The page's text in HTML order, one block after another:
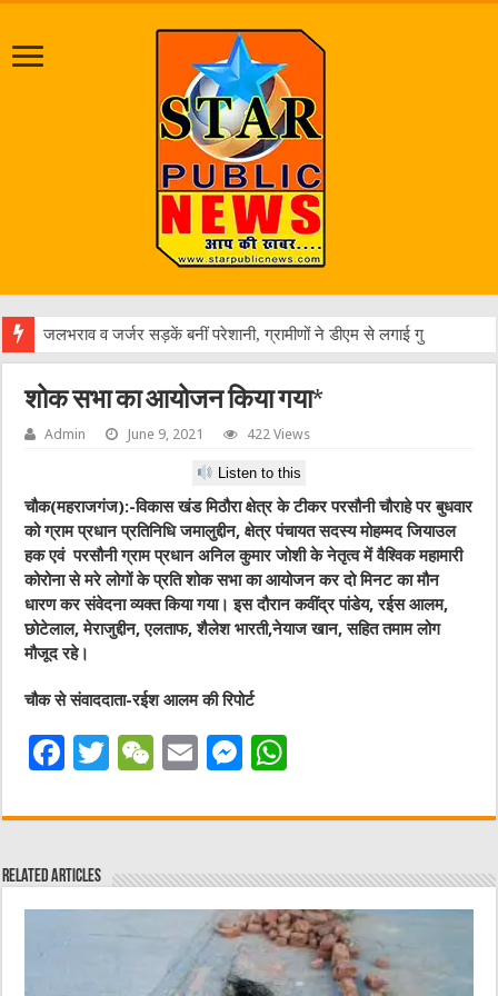
ए
शोक सभा का आयोजन किया गया*
Admin June 9, 2021 422 Views
Listen to this
चौक(महराजगंज):-विकास खंड मिठौरा क्षेत्र के टीकर परसौनी चौराहे पर बुधवार
को ग्राम प्रधान प्रतिनिधि जमालुद्दीन, क्षेत्र पंचायत सदस्य मोहम्मद जियाउल
हक एवं परसौनी ग्राम प्रधान अनिल कुमार जोशी के नेतृत्व में वैश्विक महामारी
कोरोना से मरे लोगों के प्रति शोक सभा का आयोजन कर दो मिनट का मौन
धारण कर संवेदना व्यक्त किया गया। इस दौरान कवींद्र पांडेय, रईस आलम,
छोटेलाल, मेराजुद्दीन, एलताफ, शैलेश भारती,नेयाज खान, सहित तमाम लोग
मौजूद रहे।
चौक से संवाददाता-रईश आलम की रिपोर्ट
F
c
e
b
T
it
r
W
C
at
E
ai
M
ss
n
g
er
at
A
p
p
Related Articles